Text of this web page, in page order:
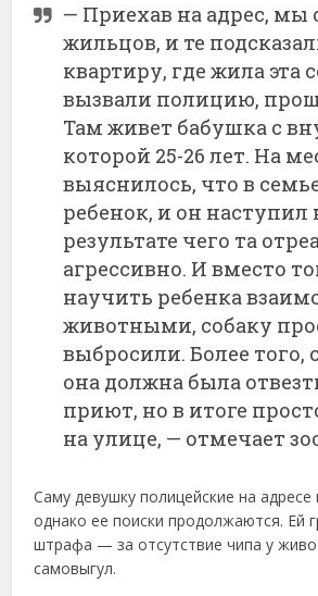
— Приехав на адрес, мы
жильцов, и те
квартиру, где жила эта
вызвали полицию,
Там живет бабушка с
которой 25-26 лет. На
выяснилось, что в
ребенок, и он наступил
результате чего та
агрессивно. И вместо
научить ребенка
животными, собаку
выбросили. Более того,
она должна была
приют, но в итоге
на улице, — отмечает
Саму девушку полицейские на адресе
однако ее поиски продолжаются. Ей
штрафа — за отсутствие чипа у
самовыгул.